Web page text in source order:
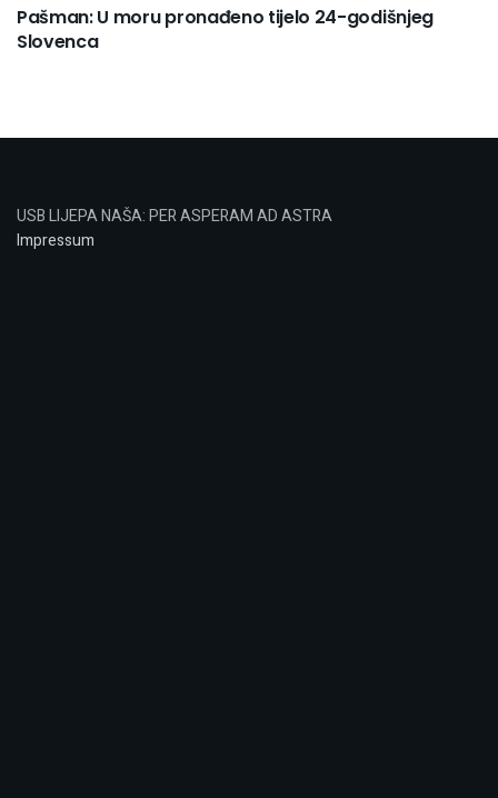
Pašman: U moru pronađeno tijelo 24-godišnjeg
Slovenca
USB LIJEPA NAŠA: PER ASPERAM AD ASTRA
Impressum